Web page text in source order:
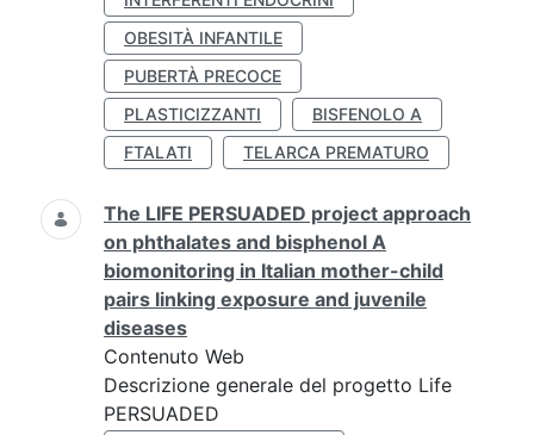
OBESITÀ INFANTILE
PUBERTÀ PRECOCE
PLASTICIZZANTI
BISFENOLO A
FTALATI
TELARCA PREMATURO
The LIFE PERSUADED project approach
on phthalates and bisphenol A
biomonitoring in Italian mother-child
pairs linking exposure and juvenile
diseases
Contenuto Web
Descrizione generale del progetto Life
PERSUADED